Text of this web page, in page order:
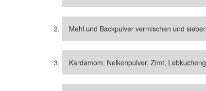
Mehl und Backpulver vermischen und sieben
Kardamom, Nelkenpulver, Zimt,